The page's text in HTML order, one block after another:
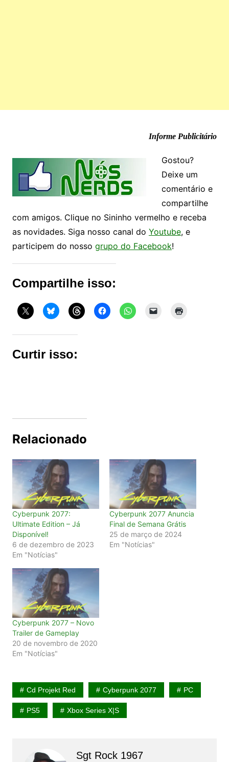
Informe Publicitário
Gostou?
Deixe um
comentário e
compartilhe
com amigos. Clique no Sininho vermelho e receba
as novidades. Siga nosso canal do Youtube, e
participem do nosso grupo do Facebook!
Compartilhe isso:
Curtir isso:
Relacionado
Cyberpunk 2077:
Ultimate Edition – Já
Disponível!
6 de dezembro de 2023
Em "Notícias"
Cyberpunk 2077 Anuncia
Final de Semana Grátis
25 de março de 2024
Em "Notícias"
Cyberpunk 2077 – Novo
Trailer de Gameplay
20 de novembro de 2020
Em "Notícias"
Cd Projekt Red Cyberpunk 2077 PC
PS5 Xbox Series X|S
Sgt Rock 1967